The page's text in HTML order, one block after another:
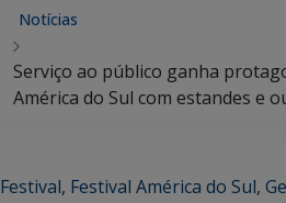
Notícias
Serviço ao público ganha
América do Sul com estandes e
Festival, Festival América do Sul,